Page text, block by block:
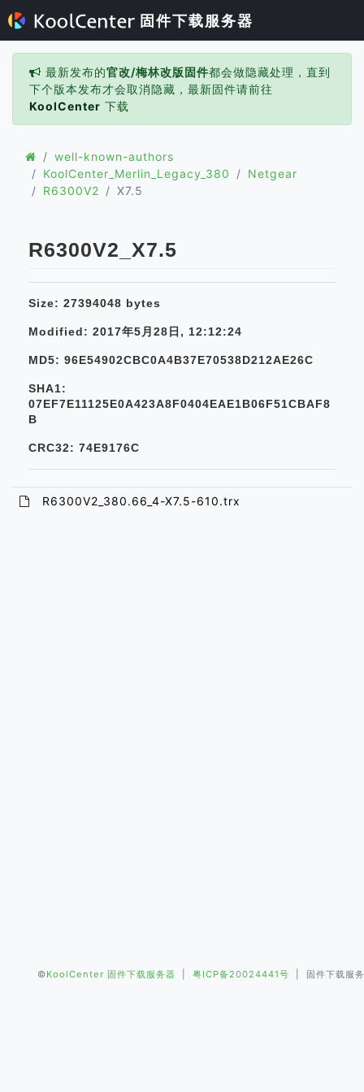
固件下载服务器
最新发布的官改/梅林改版固件都会做隐藏处理，直到
下个版本发布才会取消隐藏，最新固件请前往
KoolCenter 下载
well-known-authors
KoolCenter_Merlin_Legacy_380
Netgear
R6300V2
X7.5
R6300V2_X7.5
Size: 27394048 bytes
Modified: 2017年5月28日, 12:12:24
MD5: 96E54902CBC0A4B37E70538D212AE26C
SHA1:
07EF7E11125E0A423A8F0404EAE1B06F51CBAF8
B
CRC32: 74E9176C
R6300V2_380.66_4-X7.5-610.trx
©KoolCenter 固件下载服务器 粤ICP备20024441号 | 固件下载服